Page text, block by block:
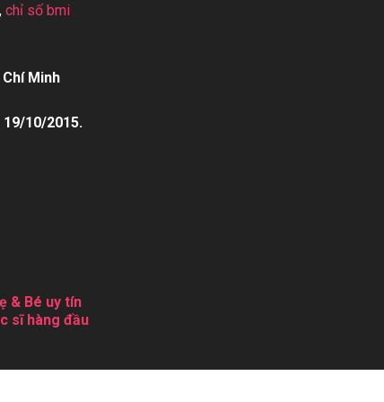
, chỉ số bmi
Minh
19/10/2015.
& Bé uy tín
sĩ hàng đầu